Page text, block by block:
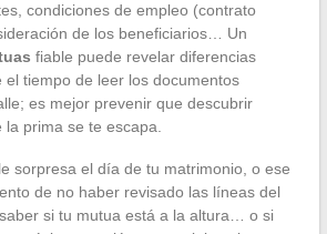
condiciones de empleo (contrato
de los beneficiarios… Un
fiable puede revelar diferencias
el tiempo de leer los documentos
es mejor prevenir que descubrir
prima se te escapa.
sorpresa el día de tu matrimonio, o ese
de no haber revisado las líneas del
si tu mutua está a la altura… o si